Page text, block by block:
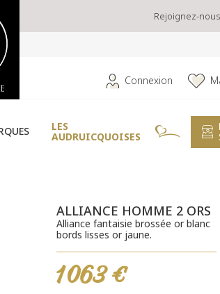
Rejoignez-
Connexion
LES
AUDRUICQUOISES
ALLIANCE HOMME 2 ORS
Alliance fantaisie brossée or blanc
bords lisses or jaune.
1 063 €